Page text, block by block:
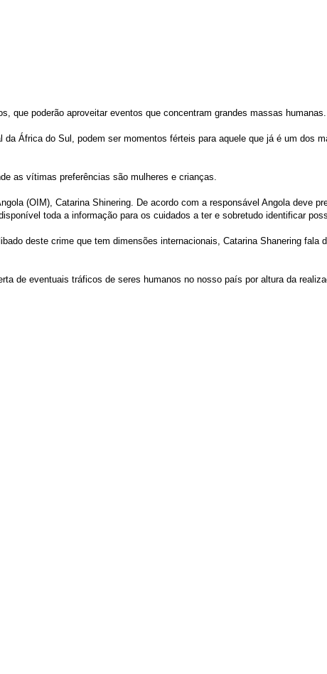
que poderão aproveitar eventos que concentram grandes massas humanas.
África do Sul, podem ser momentos férteis para aquele que já é um dos
as vítimas preferências são mulheres e crianças.
(OIM), Catarina Shinering. De acordo com a responsável Angola deve
toda a informação para os cuidados a ter e sobretudo identificar
deste crime que tem dimensões internacionais, Catarina Shanering fala
de eventuais tráficos de seres humanos no nosso país por altura da